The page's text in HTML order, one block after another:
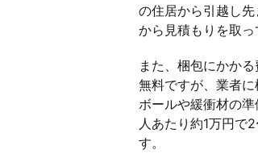
の住居から引越し
から見積もりを取っ
また、梱包にかか
無料ですが、業者
ボールや緩衝材の
人あたり約1万円で
す。